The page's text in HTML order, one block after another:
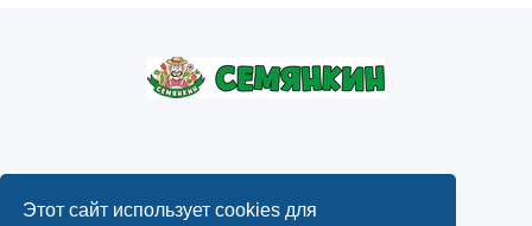
Этот сайт использует cookies для